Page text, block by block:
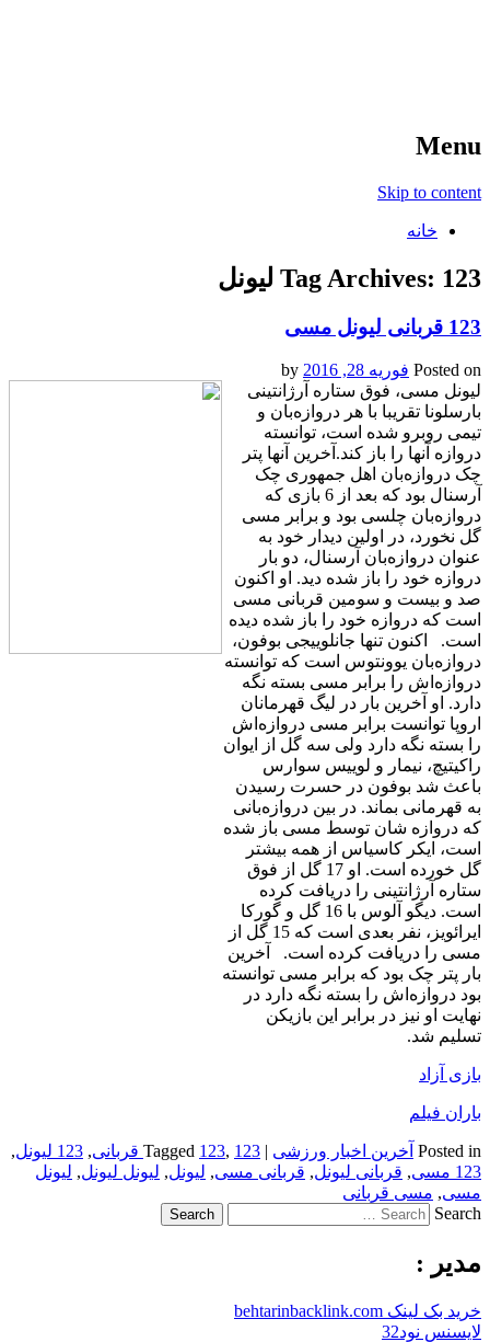
Menu
Skip to content
خانه
Tag Archives: 123 لیونل
123 قربانی لیونل مسی
Posted on فوریه 28, 2016
لیونل مسی، فوق ستاره آرژانتینی
بارسلونا تقریبا با هر د‌ر‌وازه‌بان‌ و
تیمی روبرو شده است، توانسته
دروازه آنها را باز کند.آخرین آنها پتر
چک د‌ر‌وازه‌بان اهل جمهوری چک
آرسنال بود که بعد از 6 بازی که
د‌ر‌وازه‌بان چلسی بود و برابر مسی
گل نخورد، در اولین دیدار خود به
عنوان د‌ر‌وازه‌بان آرسنال، دو بار
دروازه خود را باز شده دید. او اکنون
صد و بیست و سومین قربانی مسی
است که دروازه خود را باز شده دیده
است. اکنون تنها جانلوییجی بوفون،
د‌ر‌وازه‌بان یوونتوس است که توانسته
دروازه‌اش را برابر مسی بسته نگه
دارد. او آخرین بار در لیگ قهرمانان
اروپا توانست برابر مسی دروازه‌اش
را بسته نگه دارد ولی سه گل از ایوان
راکیتیچ، نیمار و لوییس سوارس
باعث شد بوفون در حسرت رسیدن
به قهرمانی بماند. در بین د‌ر‌وازه‌بانی
که دروازه شان توسط مسی باز شده
است، ایکر کاسیاس از همه بیشتر
گل خورده است. او 17 گل از فوق
ستاره آرژانتینی را دریافت کرده
است. دیگو آلوس با 16 گل و گورکا
ایرائویز، نفر بعدی است که 15 گل از
مسی را دریافت کرده است. آخرین
بار پتر چک بود که برابر مسی توانسته
بود دروازه‌اش را بسته نگه دارد در
نهایت او نیز در برابر این بازیکن
تسلیم شد.
بازی آزاد
باران فیلم
Posted in آخرین اخبار ورزشی |
Tagged 123, 123 قربانی , 123 لیونل
,
123 مسی
, قربانی لیونل, قربانی مسی, لیونل, لیونل لیونل, لیونل
مسی, مسی قربانی
Search
مدیر :
خرید بک لینک behtarinbacklink.com
لایسنس نود32